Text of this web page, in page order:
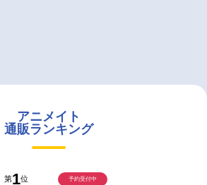
アニメイト
通販ランキング
第1位 予約受付中